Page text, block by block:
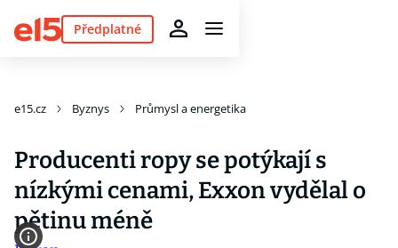
Předplatné
e15.cz Byznys Průmysl a energetika
Producenti ropy se potýkají s
nízkými cenami, Exxon vydělal o
pětinu méně